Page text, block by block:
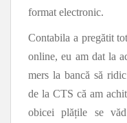
format electronic.
Contabila a pregătit
online, eu am dat la
mers la bancă să
de la CTS că am
obicei plățile se